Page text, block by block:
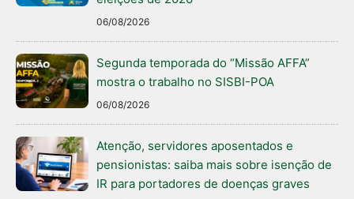
06/08/2026
Segunda temporada do “Missão AFFA”
mostra o trabalho no SISBI-POA
06/08/2026
Atenção, servidores aposentados e
pensionistas: saiba mais sobre isenção de
IR para portadores de doenças graves